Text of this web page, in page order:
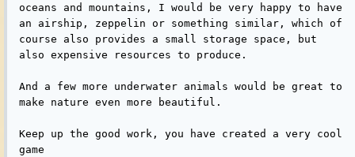
oceans and mountains, I would be very happy to have
an airship, zeppelin or something similar, which of
course also provides a small storage space, but
also expensive resources to produce.
And a few more underwater animals would be great to
make nature even more beautiful.
Keep up the good work, you have created a very cool
game